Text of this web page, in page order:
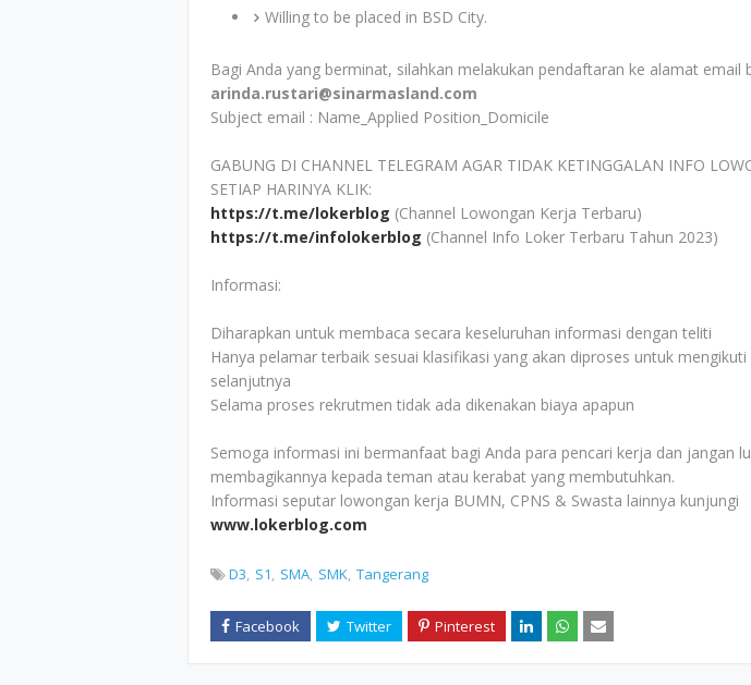
Willing to be placed in BSD City.
Bagi Anda yang berminat, silahkan melakukan pendaftaran ke alamat email
arinda.rustari@sinarmasland.com
Subject email : Name_Applied Position_Domicile
GABUNG DI CHANNEL TELEGRAM AGAR TIDAK KETINGGALAN INFO
SETIAP HARINYA KLIK:
https://t.me/lokerblog (Channel Lowongan Kerja Terbaru)
https://t.me/infolokerblog (Channel Info Loker Terbaru Tahun 2023)
Informasi:
Diharapkan untuk membaca secara keseluruhan informasi dengan teliti
Hanya pelamar terbaik sesuai klasifikasi yang akan diproses untuk mengikuti
selanjutnya
Selama proses rekrutmen tidak ada dikenakan biaya apapun
Semoga informasi ini bermanfaat bagi Anda para pencari kerja dan jangan
membagikannya kepada teman atau kerabat yang membutuhkan.
Informasi seputar lowongan kerja BUMN, CPNS & Swasta lainnya kunjungi
www.lokerblog.com
D3 S1 SMA SMK Tangerang